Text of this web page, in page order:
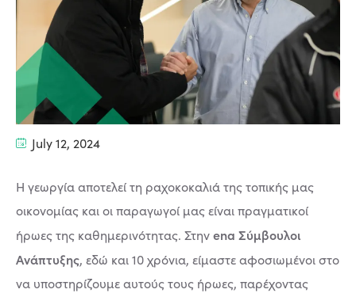
July 12, 2024
Η γεωργία αποτελεί τη ραχοκοκαλιά της τοπικής μας
οικονομίας και οι παραγωγοί μας είναι πραγματικοί
ήρωες της καθημερινότητας. Στηνena Σύμβουλοι
Ανάπτυξης, εδώ και 10 χρόνια, είμαστε αφοσιωμένοι στο
να υποστηρίζουμε αυτούς τους ήρωες, παρέχοντας